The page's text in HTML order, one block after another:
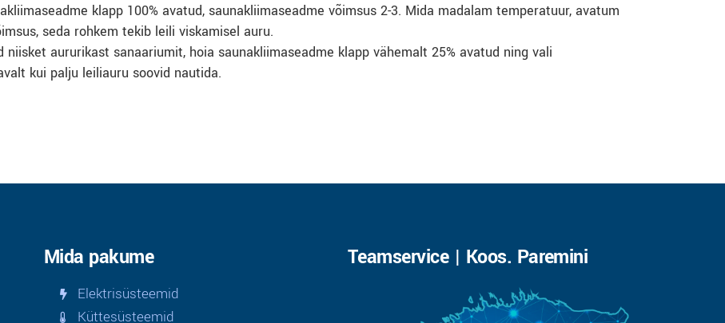
klapp 100% avatud, saunakliimaseadme võimsus 2-3. Mida madalam temperatuur, avatum
seda rohkem tekib leili viskamisel auru.
niisket aururikast sanaariumit, hoia saunakliimaseadme klapp vähemalt 25% avatud ning vali
kui palju leiliauru soovid nautida.
Mida pakume
Elektrisüsteemid
Küttesüsteemid
Teamservice | Koos. Paremini